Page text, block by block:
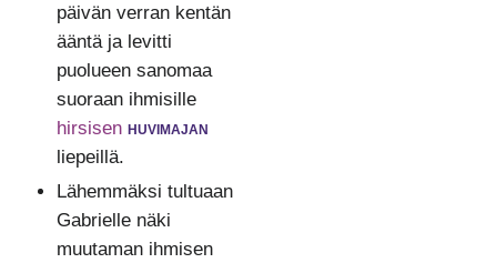
päivän verran kentän
ääntä ja levitti
puolueen sanomaa
suoraan ihmisille
hirsisen huvimajan
liepeillä.
Lähemmäksi tultuaan
Gabrielle näki
muutaman ihmisen